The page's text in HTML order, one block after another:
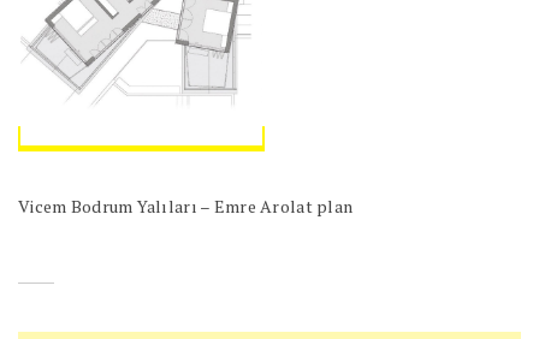
Vicem Bodrum Yalıları – Emre Arolat plan